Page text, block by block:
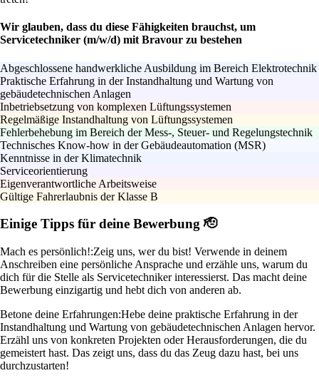
Wir glauben, dass du diese Fähigkeiten brauchst, um
Servicetechniker (m/w/d) mit Bravour zu bestehen
Abgeschlossene handwerkliche Ausbildung im Bereich Elektrotechnik
Praktische Erfahrung in der Instandhaltung und Wartung von
gebäudetechnischen Anlagen
Inbetriebsetzung von komplexen Lüftungssystemen
Regelmäßige Instandhaltung von Lüftungssystemen
Fehlerbehebung im Bereich der Mess-, Steuer- und Regelungstechnik
Technisches Know-how in der Gebäudeautomation (MSR)
Kenntnisse in der Klimatechnik
Serviceorientierung
Eigenverantwortliche Arbeitsweise
Gültige Fahrerlaubnis der Klasse B
Einige Tipps für deine Bewerbung 🫡
Mach es persönlich!:Zeig uns, wer du bist! Verwende in deinem
Anschreiben eine persönliche Ansprache und erzähle uns, warum du
dich für die Stelle als Servicetechniker interessierst. Das macht deine
Bewerbung einzigartig und hebt dich von anderen ab.
Betone deine Erfahrungen:Hebe deine praktische Erfahrung in der
Instandhaltung und Wartung von gebäudetechnischen Anlagen hervor.
Erzähl uns von konkreten Projekten oder Herausforderungen, die du
gemeistert hast. Das zeigt uns, dass du das Zeug dazu hast, bei uns
durchzustarten!